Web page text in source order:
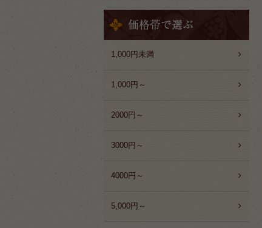
1,000円未満
1,000円～
2000円～
3000円～
4000円～
5,000円～